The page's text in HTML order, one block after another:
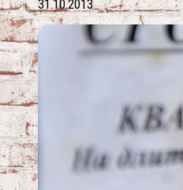
31.10.2013